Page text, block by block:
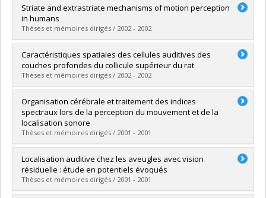
Graduate :Hammarrenger, Benoît
Cycle :Doctoral
Grade :Ph. D.
Lien vers le document dans Papyrus
Striate and extrastriate mechanisms of motion perception
in humans
Thèses et mémoires dirigés / 2002 - 2002
Graduate :Ellemberg, Dave
Cycle :Doctoral
Grade :Ph. D.
Lien vers le document dans Papyrus
Caractéristiques spatiales des cellules auditives des
couches profondes du collicule supérieur du rat
Thèses et mémoires dirigés / 2002 - 2002
Graduate :Champoux, François
Cycle :Master's
Grade :M. Sc.
Lien vers le document dans Papyrus
Organisation cérébrale et traitement des indices
spectraux lors de la perception du mouvement et de la
localisation sonore
Thèses et mémoires dirigés / 2001 - 2001
Graduate : Villemagne, Jean
Cycle :Doctoral
Grade :Ph. D.
Lien vers le document dans Papyrus
Localisation auditive chez les aveugles avec vision
résiduelle : étude en potentiels évoqués
Thèses et mémoires dirigés / 2001 - 2001